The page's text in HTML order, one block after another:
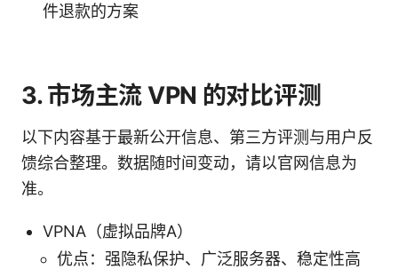
件退款的方案
3. 市场主流 VPN 的对比评测
以下内容基于最新公开信息、第三方评测与用户反
馈综合整理。数据随时间变动，请以官网信息为
准。
VPNA（虚拟品牌A）
优点：强隐私保护、广泛服务器、稳定性高